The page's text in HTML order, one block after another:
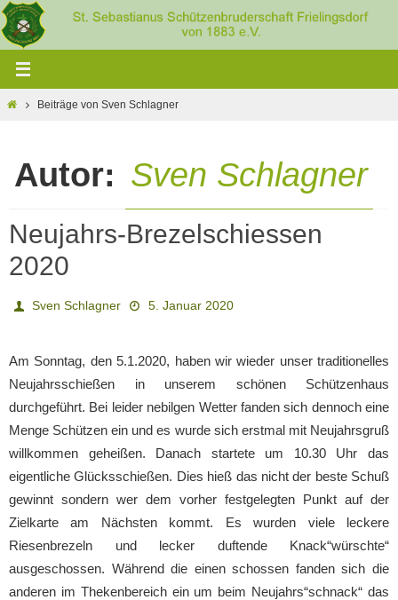
Zum
Inhalt
HomeBeiträge von Sven Schlagner
Autor: Sven Schlagner
Neujahrs-Brezelschiessen
2020
Sven Schlagner 5. Januar 2020
Am Sonntag, den 5.1.2020, haben wir wieder unser traditionelles
Neujahrsschießen in unserem schönen Schützenhaus
durchgeführt. Bei leider nebilgen Wetter fanden sich dennoch eine
Menge Schützen ein und es wurde sich erstmal mit Neujahrsgruß
willkommen geheißen. Danach startete um 10.30 Uhr das
eigentliche Glücksschießen. Dies hieß das nicht der beste Schuß
gewinnt sondern wer dem vorher festgelegten Punkt auf der
Zielkarte am Nächsten kommt. Es wurden viele leckere
Riesenbrezeln und lecker duftende Knack“würschte“
ausgeschossen. Während die einen schossen fanden sich die
anderen im Thekenbereich ein um beim Neujahrs“schnack“ das